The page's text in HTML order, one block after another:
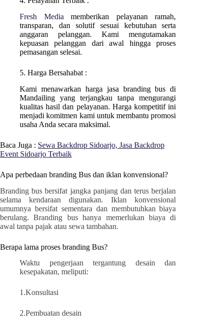
Fresh Media memberikan pelayanan ramah,
transparan, dan solutif sesuai kebutuhan serta
anggaran pelanggan. Kami mengutamakan
kepuasan pelanggan dari awal hingga proses
pemasangan selesai.
5. Harga Bersahabat :
Kami menawarkan harga jasa branding bus di
Mandailingyang terjangkau tanpa mengurangi
kualitas hasil dan pelayanan. Harga kompetitif ini
menjadi komitmen kami untuk membantu promosi
usaha Anda secara maksimal.
Baca Juga : Sewa Backdrop Sidoarjo, Jasa Backdrop
Event Sidoarjo Terbaik
Apa perbedaan branding Bus dan iklan konvensional?
Branding bus bersifat jangka panjang dan terus berjalan
selama kendaraan digunakan. Iklan konvensional
umumnya bersifat sementara dan membutuhkan biaya
berulang. Branding bus hanya memerlukan biaya di
awal tanpa pajak atau sewa tambahan.
Berapa lama proses branding Bus?
Waktu pengerjaan tergantung desain dan
kesepakatan, meliputi:
1.Konsultasi
2.Pembuatan desain